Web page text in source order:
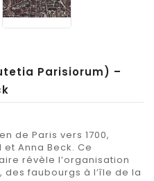
Parisiorum) –
de Paris vers 1700,
Anna Beck. Ce
révèle l’organisation
des faubourgs à l’île de la